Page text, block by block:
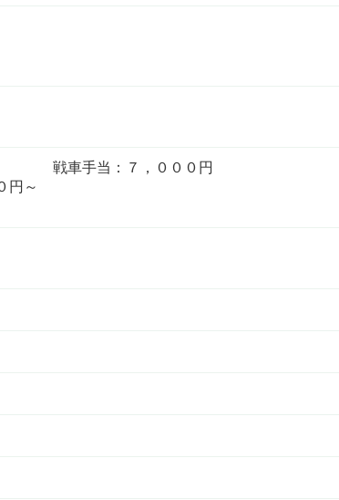
戦車手当：７，０００円 ユ
～